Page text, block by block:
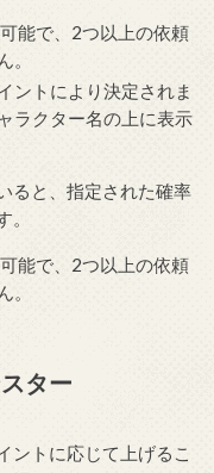
能で、2つ以上の依頼
。
ントにより決定されま
ラクター名の上に表示
ると、指定された確率
能で、2つ以上の依頼
。
ター
ントに応じて上げるこ